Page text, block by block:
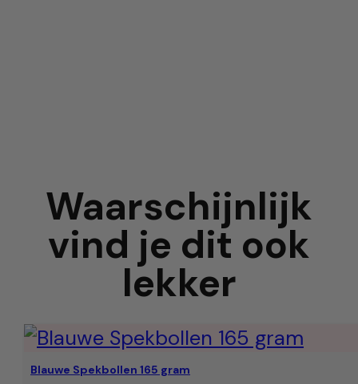
Waarschijnlijk
vind je dit ook
lekker
Blauwe Spekbollen 165 gram